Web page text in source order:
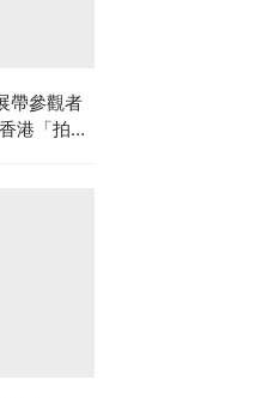
帶參觀者
港「拍住